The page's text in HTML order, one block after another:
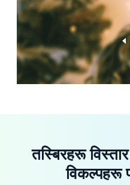
तस्बिरहरू
विकल्पहरू